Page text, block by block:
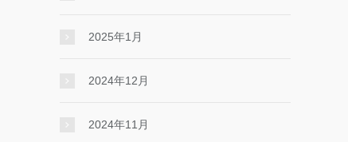
2025年1月
2024年12月
2024年11月